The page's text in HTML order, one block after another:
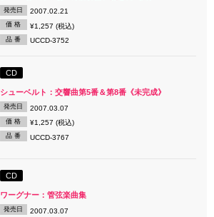
発売日 2007.02.21
価 格 ¥1,257 (税込)
品 番 UCCD-3752
CD
シューベルト：交響曲第5番＆第8番《未完成》
発売日 2007.03.07
価 格 ¥1,257 (税込)
品 番 UCCD-3767
CD
ワーグナー：管弦楽曲集
発売日 2007.03.07